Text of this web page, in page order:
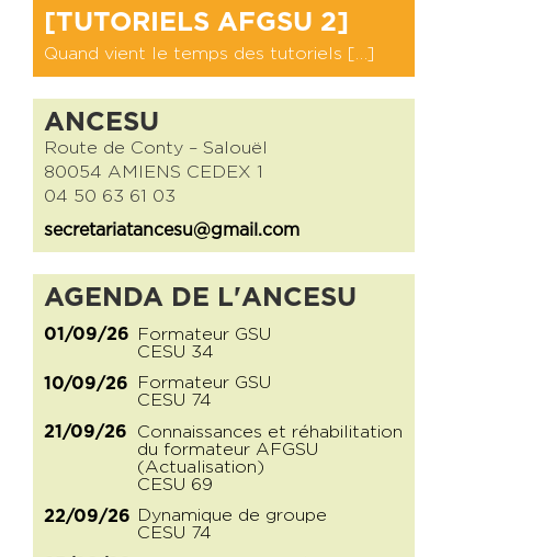
[TUTORIELS AFGSU 2]
Quand vient le temps des tutoriels […]
ANCESU
Route de Conty – Salouël
80054 AMIENS CEDEX 1
04 50 63 61 03
secretariatancesu@gmail.com
AGENDA DE L'ANCESU
01/09/26
Formateur GSU
CESU 34
10/09/26
Formateur GSU
CESU 74
21/09/26
Connaissances et réhabilitation
du formateur AFGSU
(Actualisation)
CESU 69
22/09/26
Dynamique de groupe
CESU 74